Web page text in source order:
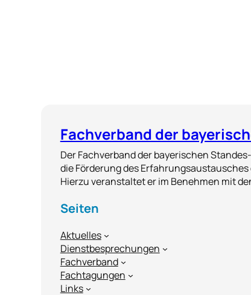
Fachverband der
Der Fachverband der bayerischen
die Förderung des
Hierzu veranstaltet er im Benehmen mit
Seiten
Aktuelles
Dienstbesprechungen
Fachverband
Fachtagungen
Links